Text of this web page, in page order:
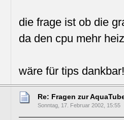
die frage ist ob die
da den cpu mehr
wäre für tips
Re: Fragen zur
Sonntag, 17. Februar 2002, 15:55